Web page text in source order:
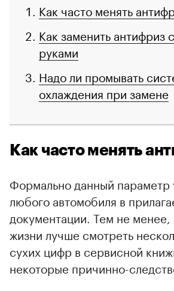
Как часто менять
Как заменить антифриз
руками
Надо ли промывать
охлаждения при замене
Как часто менять
Формально данный параметр
любого автомобиля в
документации. Тем не менее,
жизни лучше смотреть
сухих цифр в сервисной
некоторые причинно-